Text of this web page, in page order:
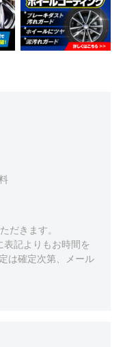
だきます。
表記よりもお時間を
は確定次第、メール